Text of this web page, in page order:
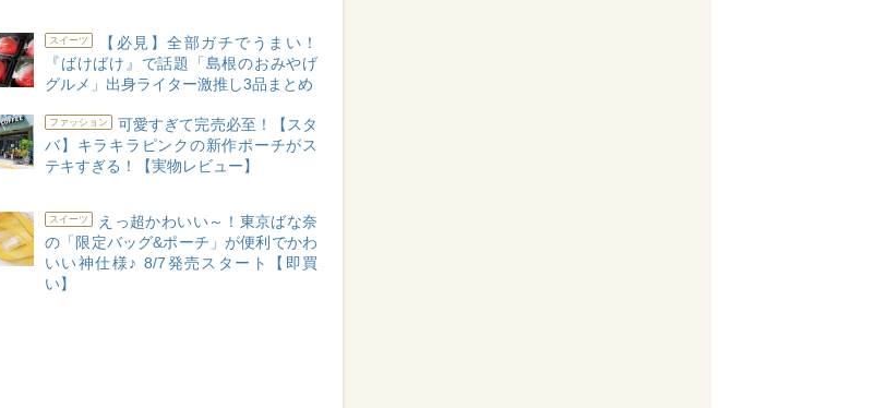
スイーツ
【必見】全部ガチでうまい！
『ばけばけ』で話題「島根のおみやげ
グルメ」出身ライター激推し3品まとめ
ファッション
可愛すぎて完売必至！【スタ
バ】キラキラピンクの新作ポーチがス
テキすぎる！【実物レビュー】
スイーツ
えっ超かわいい～！東京ばな奈
の「限定バッグ&ポーチ」が便利でかわ
いい神仕様♪ 8/7発売スタート【即買
い】